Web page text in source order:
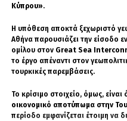
ΣΧΕΤΙΚΆ
Κύπρου».
Η υπόθεση αποκτά ξεχωριστό
Αθήνα παρουσιάζει την είσοδο
ομίλου στον Great Sea
το έργο απέναντι στον
τουρκικές παρεμβάσεις.
Το κρίσιμο στοιχείο, όμως,
οικονομικό αποτύπωμα στην
περίοδο εμφανίζεται έτοιμη να